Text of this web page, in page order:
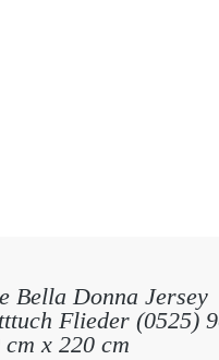
Bella Donna Jersey
Flieder (0525)
x 220 cm